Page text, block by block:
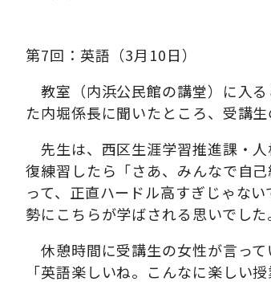
第7回：英語（3月10日）
教室（内浜公民館の講堂）に入
た内堀係長に聞いたところ、受講
先生は、西区生涯学習推進課・
復練習したら「さあ、みんなで自
って、正直ハードル高すぎじゃな
勢にこちらが学ばされる思いでした
休憩時間に受講生の女性が言って
「英語楽しいね。こんなに楽しい